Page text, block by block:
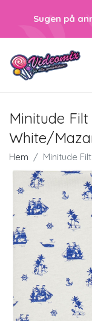
Sugen på
Minitude
White/
Hem Minitude